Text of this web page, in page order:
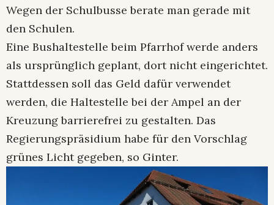
Wegen der Schulbusse berate man gerade mit
den Schulen.
Eine Bushaltestelle beim Pfarrhof werde anders
als ursprünglich geplant, dort nicht eingerichtet.
Stattdessen soll das Geld dafür verwendet
werden, die Haltestelle bei der Ampel an der
Kreuzung barrierefrei zu gestalten. Das
Regierungspräsidium habe für den Vorschlag
grünes Licht gegeben, so Ginter.